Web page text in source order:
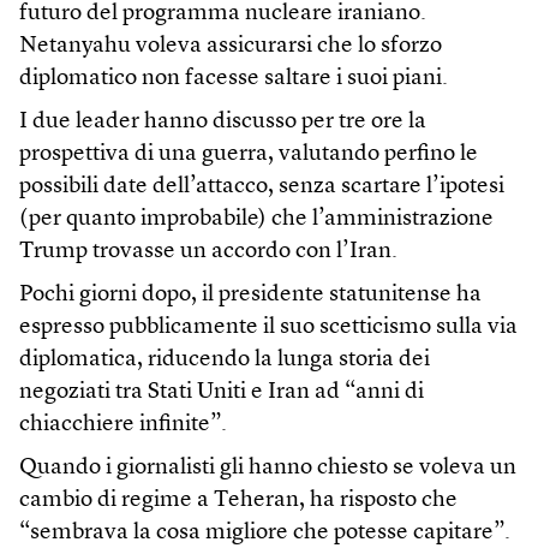
futuro del programma nucleare iraniano.
Netanyahu voleva assicurarsi che lo sforzo
diplomatico non facesse saltare i suoi piani.
I due leader hanno discusso per tre ore la
prospettiva di una guerra, valutando perfino le
possibili date dell’attacco, senza scartare l’ipotesi
(per quanto improbabile) che l’amministrazione
Trump trovasse un accordo con l’Iran.
Pochi giorni dopo, il presidente statunitense ha
espresso pubblicamente il suo scetticismo sulla via
diplomatica, riducendo la lunga storia dei
negoziati tra Stati Uniti e Iran ad “anni di
chiacchiere infinite”.
Quando i giornalisti gli hanno chiesto se voleva un
cambio di regime a Teheran, ha risposto che
“sembrava la cosa migliore che potesse capitare”.